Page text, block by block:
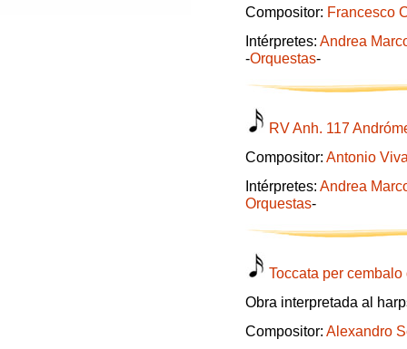
Compositor: Francesco
Intérpretes: Andrea
-Orquestas-
RV Anh. 117
Compositor: Antonio
Intérpretes: Andrea
Orquestas-
Toccata per cembalo
Obra interpretada al
Compositor: Alexandro